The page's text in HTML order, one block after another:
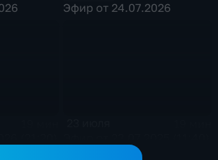
Эфир от 24.07.2026